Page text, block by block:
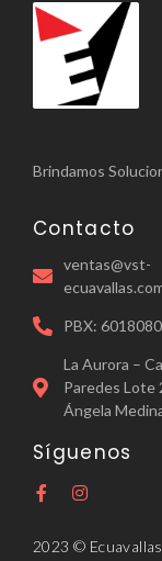
Brindamos
Contacto
ventas@vst-
PBX:
La Aurora –
Paredes Lote
Ángela
Síguenos
2023 ©